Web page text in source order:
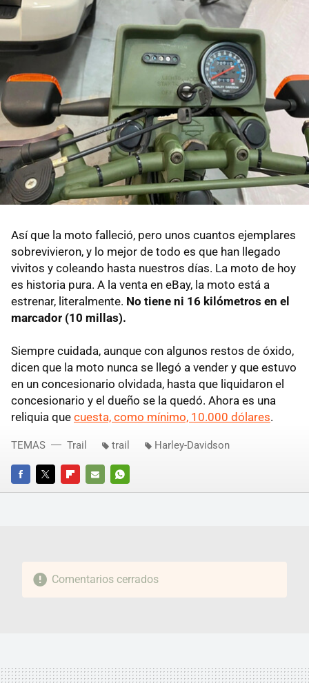
Así que la moto falleció, pero unos cuantos ejemplares
sobrevivieron, y lo mejor de todo es que han llegado
vivitos y coleando hasta nuestros días. La moto de hoy
es historia pura. A la venta en eBay, la moto está a
estrenar, literalmente. No tiene ni 16 kilómetros en el
marcador (10 millas).
Siempre cuidada, aunque con algunos restos de óxido,
dicen que la moto nunca se llegó a vender y que estuvo
en un concesionario olvidada, hasta que liquidaron el
concesionario y el dueño se la quedó. Ahora es una
reliquia que cuesta, como mínimo, 10.000 dólares.
FACEBOOKTWITTERFLIPBOARD
E-
WHATSAPP
TEMAS Trail trail Harley-Davidson
Comentarios cerrados